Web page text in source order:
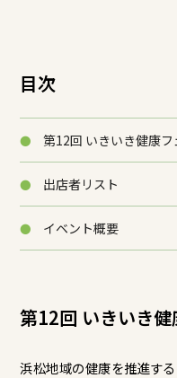
目次
第12回 いきいき健康フ
出店者リスト
イベント概要
第12回 いきいき健
浜松地域の健康を推進す